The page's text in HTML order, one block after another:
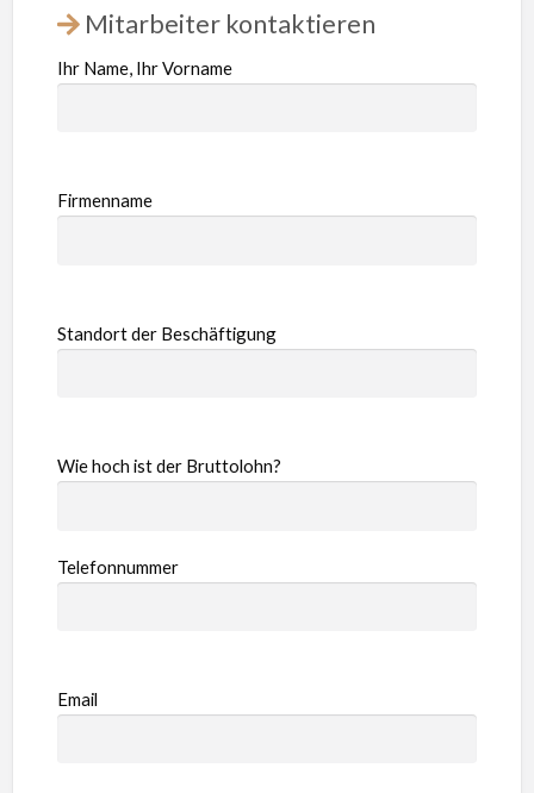
Mitarbeiter kontaktieren
Ihr Name, Ihr Vorname
Firmenname
Standort der Beschäftigung
Wie hoch ist der Bruttolohn?
Telefonnummer
Email